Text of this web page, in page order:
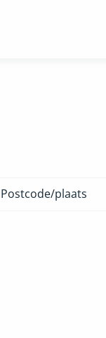
Postcode/plaats